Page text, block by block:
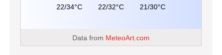
22/34°C 22/32°C 21/30°C
Data from MeteoArt.com